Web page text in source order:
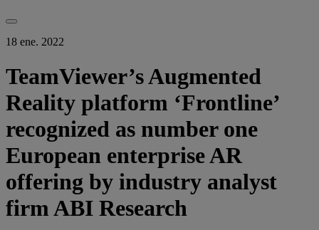
18 ene. 2022
TeamViewer’s Augmented
Reality platform ‘Frontline’
recognized as number one
European enterprise AR
offering by industry analyst
firm ABI Research